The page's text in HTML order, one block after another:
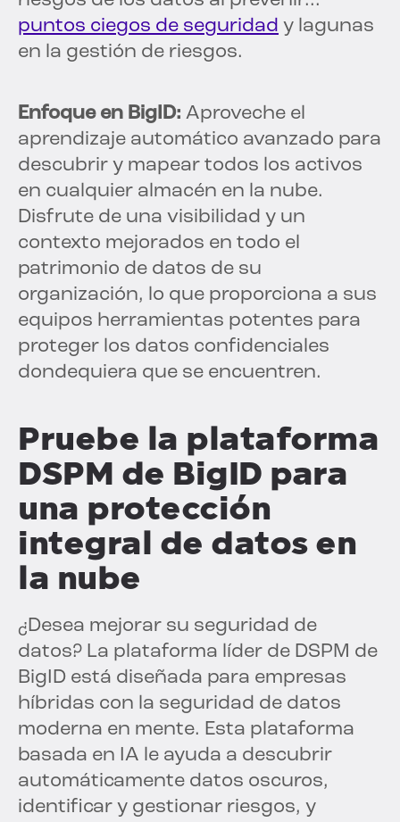
puntos ciegos de seguridad y lagunas
en la gestión de riesgos.
Enfoque en BigID: Aproveche el
aprendizaje automático avanzado para
descubrir y mapear todos los activos
en cualquier almacén en la nube.
Disfrute de una visibilidad y un
contexto mejorados en todo el
patrimonio de datos de su
organización, lo que proporciona a sus
equipos herramientas potentes para
proteger los datos confidenciales
dondequiera que se encuentren.
Pruebe la plataforma
DSPM de BigID para
una protección
integral de datos en
la nube
¿Desea mejorar su seguridad de
datos? La plataforma líder de DSPM de
BigID está diseñada para empresas
híbridas con la seguridad de datos
moderna en mente. Esta plataforma
basada en IA le ayuda a descubrir
automáticamente datos oscuros,
identificar y gestionar riesgos, y